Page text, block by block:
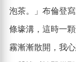
泡茶。」布倫登
條壕溝，這時一
霧漸漸散開，我